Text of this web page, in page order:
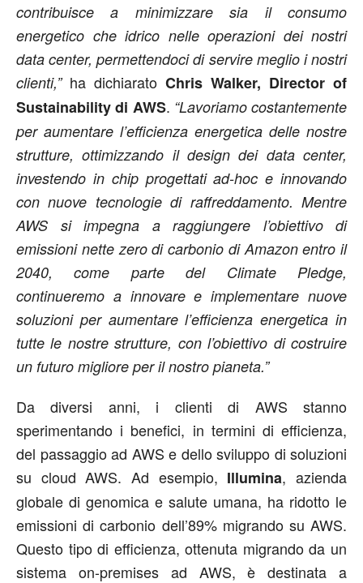
contribuisce a minimizzare sia il consumo
energetico che idrico nelle operazioni dei nostri
data center, permettendoci di servire meglio i nostri
clienti,”ha dichiarato Chris Walker, Director of
Sustainability di AWS. “Lavoriamo costantemente
per aumentare l’efficienza energetica delle nostre
strutture, ottimizzando il design dei data center,
investendo in chip progettati ad-hoc e innovando
con nuove tecnologie di raffreddamento. Mentre
AWS si impegna a raggiungere l’obiettivo di
emissioni nette zero di carbonio di Amazon entro il
2040, come parte del Climate Pledge,
continueremo a innovare e implementare nuove
soluzioni per aumentare l’efficienza energetica in
tutte le nostre strutture, con l’obiettivo di costruire
un futuro migliore per il nostro pianeta.”
Da diversi anni, i clienti di AWS stanno
sperimentando i benefici, in termini di efficienza,
del passaggio ad AWS e dello sviluppo di soluzioni
su cloud AWS. Ad esempio, Illumina, azienda
globale di genomica e salute umana, ha ridotto le
emissioni di carbonio dell’89% migrando su AWS.
Questo tipo di efficienza, ottenuta migrando da un
sistema on-premises ad AWS, è destinata a